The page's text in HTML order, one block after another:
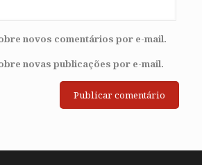
novos comentários por e-mail.
novas publicações por e-mail.